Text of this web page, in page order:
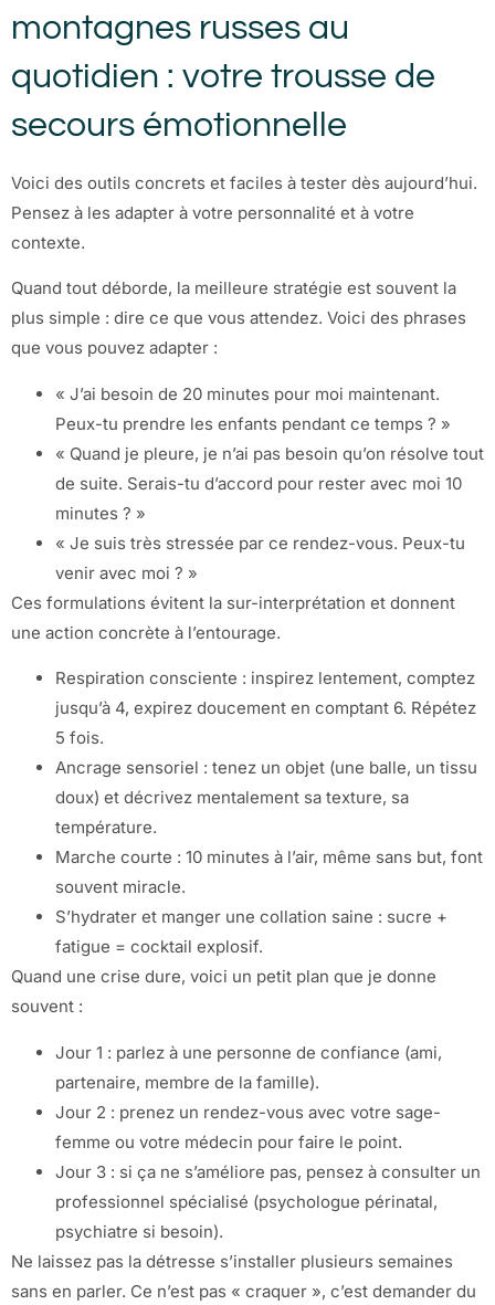
montagnes russes au
quotidien : votre trousse de
secours émotionnelle
Voici des outils concrets et faciles à tester dès aujourd’hui.
Pensez à les adapter à votre personnalité et à votre
contexte.
Quand tout déborde, la meilleure stratégie est souvent la
plus simple : dire ce que vous attendez. Voici des phrases
que vous pouvez adapter :
« J’ai besoin de 20 minutes pour moi maintenant.
Peux-tu prendre les enfants pendant ce temps ? »
« Quand je pleure, je n’ai pas besoin qu’on résolve tout
de suite. Serais-tu d’accord pour rester avec moi 10
minutes ? »
« Je suis très stressée par ce rendez-vous. Peux-tu
venir avec moi ? »
Ces formulations évitent la sur-interprétation et donnent
une action concrète à l’entourage.
Respiration consciente : inspirez lentement, comptez
jusqu’à 4, expirez doucement en comptant 6. Répétez
5 fois.
Ancrage sensoriel : tenez un objet (une balle, un tissu
doux) et décrivez mentalement sa texture, sa
température.
Marche courte : 10 minutes à l’air, même sans but, font
souvent miracle.
S’hydrater et manger une collation saine : sucre +
fatigue = cocktail explosif.
Quand une crise dure, voici un petit plan que je donne
souvent :
Jour 1 : parlez à une personne de confiance (ami,
partenaire, membre de la famille).
Jour 2 : prenez un rendez-vous avec votre sage-
femme ou votre médecin pour faire le point.
Jour 3 : si ça ne s’améliore pas, pensez à consulter un
professionnel spécialisé (psychologue périnatal,
psychiatre si besoin).
Ne laissez pas la détresse s’installer plusieurs semaines
sans en parler. Ce n’est pas « craquer », c’est demander du